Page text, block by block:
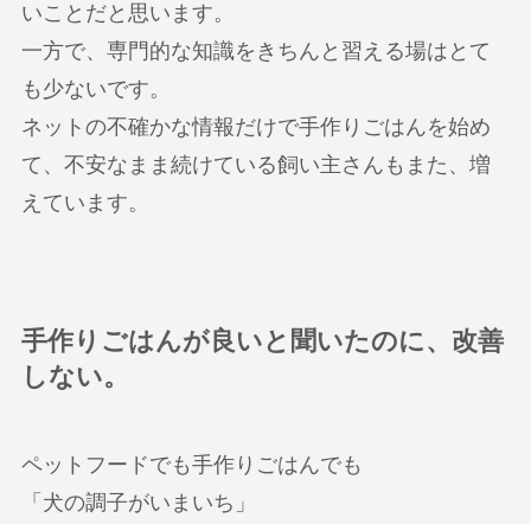
いことだと思います。
一方で、専門的な知識をきちんと習える場はとて
も少ないです。
ネットの不確かな情報だけで手作りごはんを始め
て、不安なまま続けている飼い主さんもまた、増
えています。
手作りごはんが良いと聞いたのに、改善
しない。
ペットフードでも手作りごはんでも
「犬の調子がいまいち」